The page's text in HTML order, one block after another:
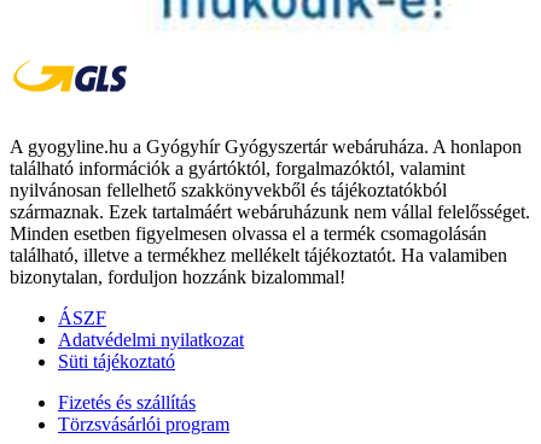
A gyogyline.hu a Gyógyhír Gyógyszertár webáruháza. A honlapon
található információk a gyártóktól, forgalmazóktól, valamint
nyilvánosan fellelhető szakkönyvekből és tájékoztatókból
származnak. Ezek tartalmáért webáruházunk nem vállal felelősséget.
Minden esetben figyelmesen olvassa el a termék csomagolásán
található, illetve a termékhez mellékelt tájékoztatót. Ha valamiben
bizonytalan, forduljon hozzánk bizalommal!
ÁSZF
Adatvédelmi nyilatkozat
Süti tájékoztató
Fizetés és szállítás
Törzsvásárlói program